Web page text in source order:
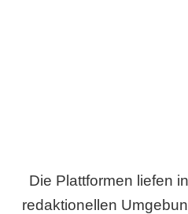
Die Plattformen liefen
redaktionellen